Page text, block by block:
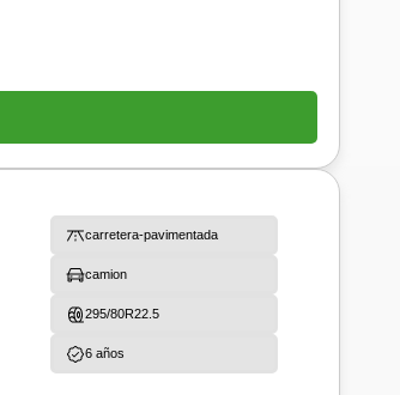
carretera-pavimentada
camion
295/80R22.5
6 años